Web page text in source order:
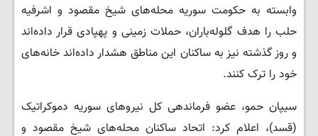
وابسته به حکومت سوریه محله‌های شیخ مقصود و اشرفیه
حلب را هدف گلوله‌باران، حملات زمینی و پهپادی قرار داده‌اند
و روز گذشته نیز به ساکنان این مناطق هشدار داده‌اند خانه‌های
خود را ترک کنند.
سیپان حمو، عضو فرماندهی کل نیروهای سوریه دموکراتیک
(قسد)، اعلام کرد: اتحاد ساکنان محله‌های شیخ مقصود و